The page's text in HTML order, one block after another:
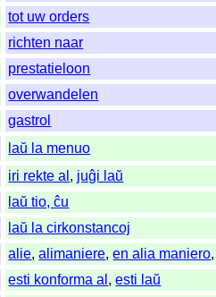
tot uw orders
richten naar
prestatieloon
overwandelen
gastrol
laŭ la menuo
iri rekte al , juĝi laŭ
laŭ tio, ĉu
laŭ la cirkonstancoj
alie,alimaniere,en alia maniero
esti konforma al ,esti laŭ